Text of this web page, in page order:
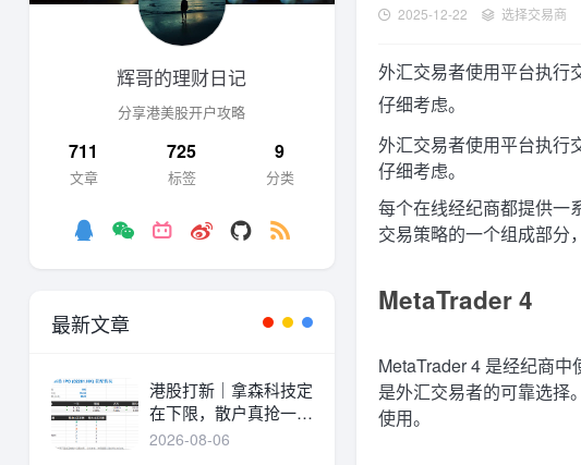
2025-12-22 选择交易商
外汇交易者使用平台执行
仔细考虑。
外汇交易者使用平台执行
仔细考虑。
每个在线经纪商都提供一
交易策略的一个组成部分
MetaTrader 4
MetaTrader 4 是经纪商
是外汇交易者的可靠选择
使用。
辉哥的理财日记
分享港美股开户攻略
711
文章
725
标签
9
分类
最新文章
港股打新｜拿森科技定
在下限，散户真抢一
手！
2026-08-06